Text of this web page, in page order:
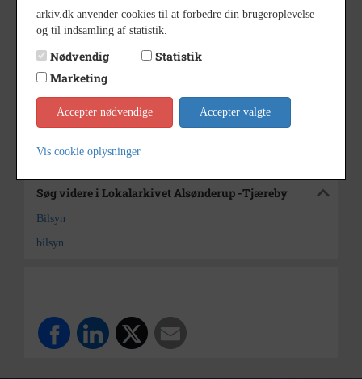
Årstal 1976
Dateringsnote 6/8 1976
Fotograf Anne Sophie Rubæk Hansen
Lokalarkivet Alsønderup -
Tjæreby
Kontakt arkivet
Søg videre i Lokalarkivet Alsønderup -Tjæreby
Bilsyn
bilsyn
arkiv.dk anvender cookies til at forbedre din brugeroplevelse
og til indsamling af statistik.
Nødvendig
Statistik
Marketing
Accepter nødvendige Accepter valgte
Vis cookie oplysninger